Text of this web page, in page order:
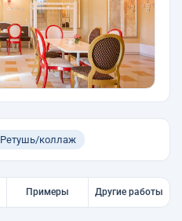
Ретушь/коллаж
Примеры Другие работы